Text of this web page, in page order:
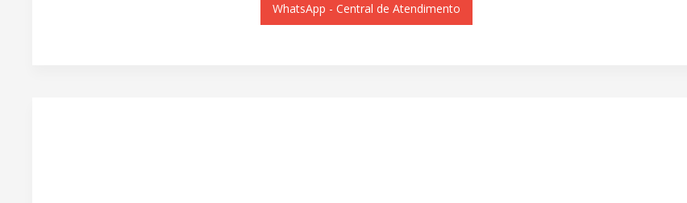
WhatsApp - Central de Atendimento